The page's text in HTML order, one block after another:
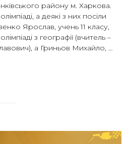
району м. Харкова.
а деякі з них посіли
Ярослав, учень 11 класу,
з географії (вчитель –
а Гриньов Михайло, …